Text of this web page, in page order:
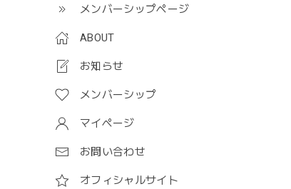
メンバーシップページ
ABOUT
お知らせ
メンバーシップ
マイページ
お問い合わせ
オフィシャルサイト